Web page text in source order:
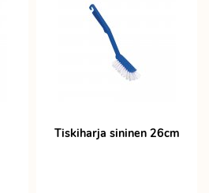
Tiskiharja sininen 26cm